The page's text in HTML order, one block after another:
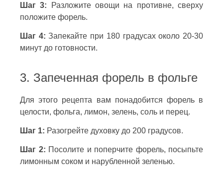
Шаг 3: Разложите овощи на противне, сверху
положите форель.
Шаг 4: Запекайте при 180 градусах около 20-30
минут до готовности.
3. Запеченная форель в фольге
Для этого рецепта вам понадобится форель в
целости, фольга, лимон, зелень, соль и перец.
Шаг 1: Разогрейте духовку до 200 градусов.
Шаг 2: Посолите и поперчите форель, посыпьте
лимонным соком и нарубленной зеленью.